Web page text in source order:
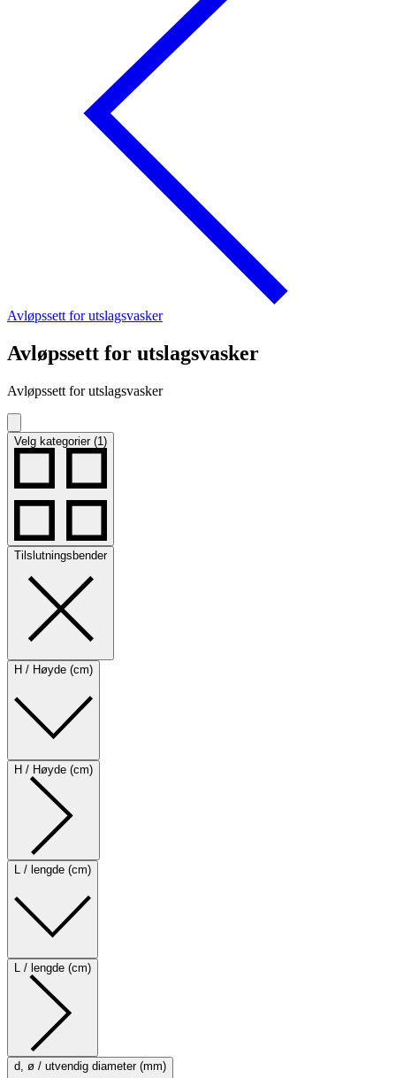
Avløpssett for utslagsvasker
Avløpssett for utslagsvasker
Avløpssett for utslagsvasker
Velg kategorier (1)
Tilslutningsbender
H / Høyde (cm)
H / Høyde (cm)
L / lengde (cm)
L / lengde (cm)
d, ø / utvendig diameter (mm)